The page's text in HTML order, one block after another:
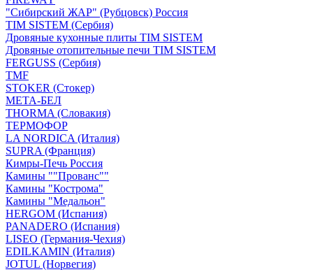
"Сибирский ЖАР" (Рубцовск) Россия
TIM SISTEM (Сербия)
Дровяные кухонные плиты TIM SISTEM
Дровяные отопительные печи TIM SISTEM
FERGUSS (Сербия)
TMF
STOKER (Стокер)
МЕТА-БЕЛ
THORMA (Словакия)
ТЕРМОФОР
LA NORDICA (Италия)
SUPRA (Франция)
Кимры-Печь Россия
Камины ""Прованс""
Камины "Кострома"
Камины "Медальон"
HERGOM (Испания)
PANADERO (Испания)
LISEO (Германия-Чехия)
EDILKAMIN (Италия)
JOTUL (Норвегия)